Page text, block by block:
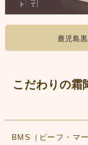
鹿児島
こだわりの霜
BMS（ビーフ・マ